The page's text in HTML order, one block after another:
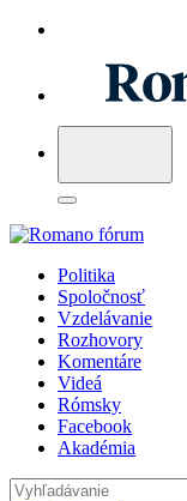
Politika
Spoločnosť
Vzdelávanie
Rozhovory
Komentáre
Videá
Rómsky
Facebook
Akadémia